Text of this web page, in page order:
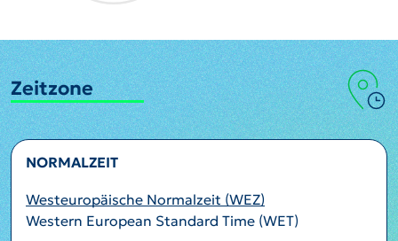
Zeitzone
NORMALZEIT
Westeuropäische Normalzeit (WEZ)
Western European Standard Time (WET)